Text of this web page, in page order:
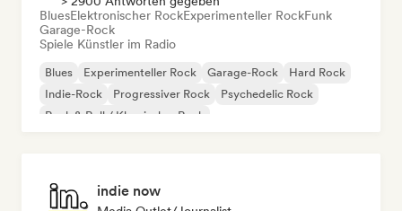
BluesElektronischer RockExperimenteller RockFunk
Garage-Rock
Spiele Künstler im Radio
Blues Experimenteller Rock Garage-Rock
Hard Rock
Indie-Rock
Progressiver Rock
Psychedelic Rock
Rock & Roll / Klassischer Rock
indie now